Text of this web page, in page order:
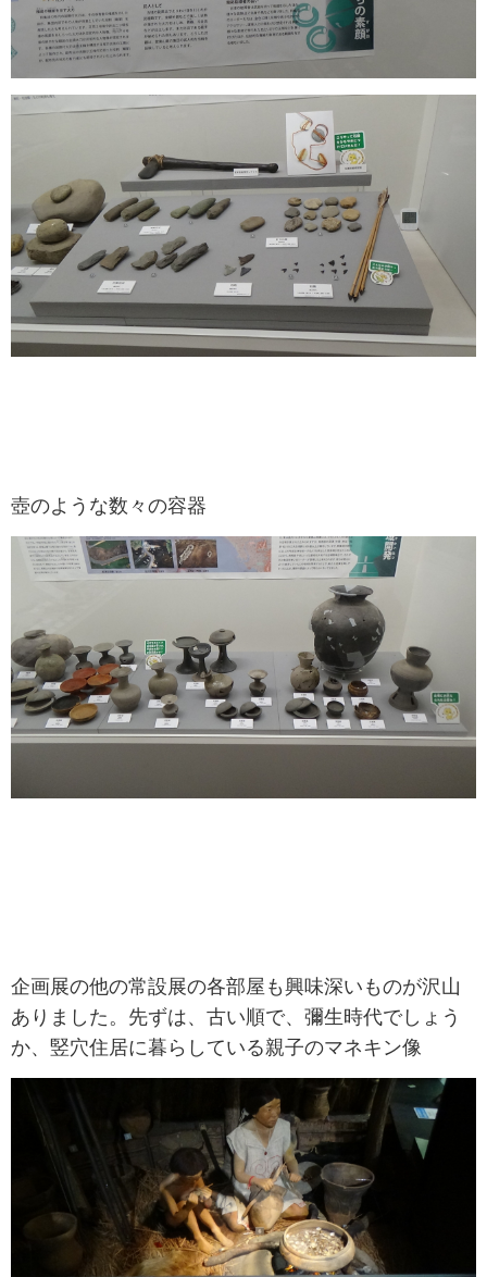
壺のような数々の容器
企画展の他の常設展の各部屋も興味深いものが沢山
ありました。先ずは、古い順で、彌生時代でしょう
か、竪穴住居に暮らしている親子のマネキン像